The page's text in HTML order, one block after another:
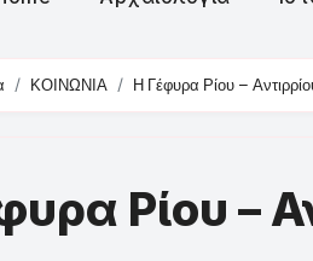
ΚΟΙΝΩΝΙΑ Η Γέφυρα Ρίου –
Ρίου –